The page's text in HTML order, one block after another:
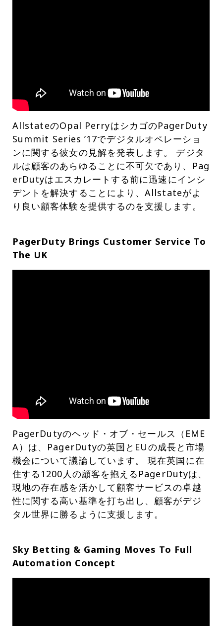
AllstateのOpal PerryはシカゴのPagerDuty
Summit Series ’17でデジタルオペレーショ
ンに関する彼女の見解を発表します。 デジタ
ルは顧客のあらゆることに不可欠であり、Pag
erDutyはエスカレートする前に迅速にインシ
デントを解決することにより、Allstateがよ
り良い顧客体験を提供するのを支援します。
PagerDuty Brings Customer Service To
The UK
PagerDutyのヘッド・オブ・セールス（EME
A）は、PagerDutyの英国とEUの成長と市場
機会について議論しています。 現在英国に在
住する1200人の顧客を抱えるPagerDutyは、
現地の存在感を活かして顧客サービスの卓越
性に関する高い基準を打ち出し、顧客がデジ
タル世界に勝るように支援します。
Sky Betting & Gaming Moves To Full
Automation Concept